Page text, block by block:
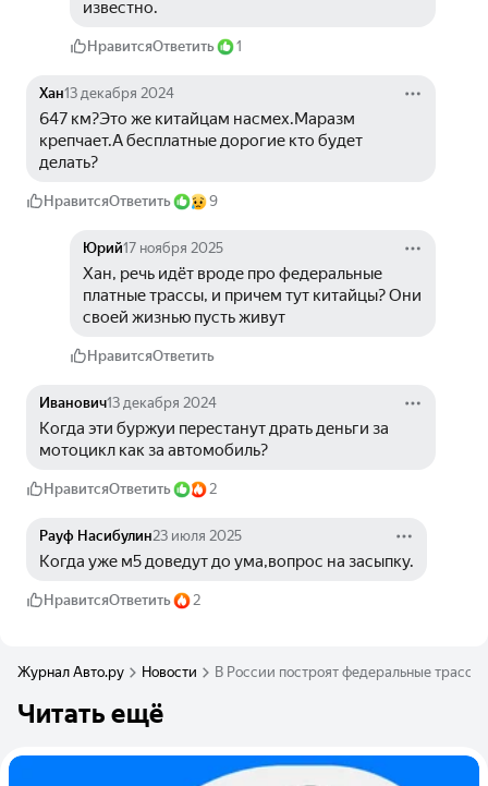
известно.
НравитсяОтветить 1
Хан13 декабря 2024
647 км?Это же китайцам насмех.Маразм
крепчает.А бесплатные дорогие кто будет
делать?
НравитсяОтветить 9
Юрий17 ноября 2025
Хан, речь идёт вроде про федеральные
платные трассы, и причем тут китайцы? Они
своей жизнью пусть живут
НравитсяОтветить
Иванович13 декабря 2024
Когда эти буржуи перестанут драть деньги за
мотоцикл как за автомобиль?
НравитсяОтветить 2
Рауф Насибулин23 июля 2025
Когда уже м5 доведут до ума,вопрос на засыпку.
НравитсяОтветить 2
Журнал Авто.ру Новости В России построят федеральные
Читать ещё